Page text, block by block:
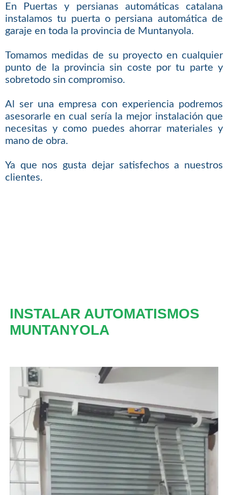
En Puertas y persianas automáticas catalana
instalamos tu puerta o persiana automática de
garaje en toda la provincia de Muntanyola.
Tomamos medidas de su proyecto en cualquier
punto de la provincia sin coste por tu parte y
sobretodo sin compromiso.
Al ser una empresa con experiencia podremos
asesorarle en cual sería la mejor instalación que
necesitas y como puedes ahorrar materiales y
mano de obra.
Ya que nos gusta dejar satisfechos a nuestros
clientes.
INSTALAR AUTOMATISMOS
MUNTANYOLA